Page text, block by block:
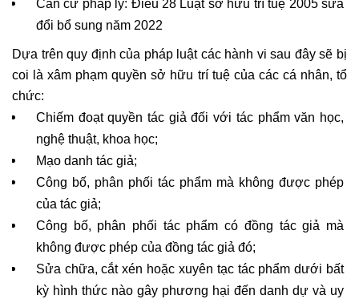
Căn cứ pháp lý: Điều 28 Luật sở hữu trí tuệ 2005 sửa
đổi bổ sung năm 2022
Dựa trên quy định của pháp luật các hành vi sau đây sẽ bị
coi là xâm phạm quyền sở hữu trí tuệ của các cá nhân, tổ
chức:
Chiếm đoạt quyền tác giả đối với tác phẩm văn học,
nghệ thuật, khoa học;
Mạo danh tác giả;
Công bố, phân phối tác phẩm mà không được phép
của tác giả;
Công bố, phân phối tác phẩm có đồng tác giả mà
không được phép của đồng tác giả đó;
Sửa chữa, cắt xén hoặc xuyên tạc tác phẩm dưới bất
kỳ hình thức nào gây phương hại đến danh dự và uy